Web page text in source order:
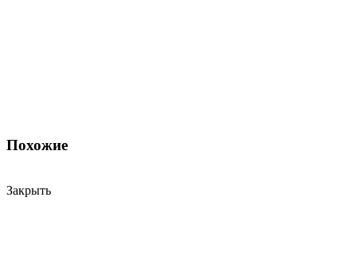
Похожие
Закрыть